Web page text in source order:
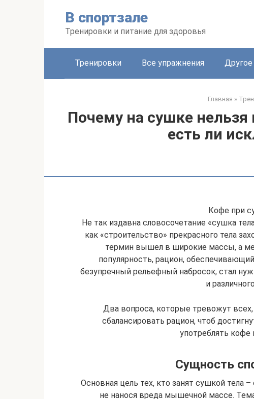
В спортзале
Тренировки и питание для здоровья
Тренировки Все упражнения Другое
Главная »
Почему на сушке
есть ли
Кофе при
Не так издавна словосочетание «сушка
как «строительство» прекрасного тела
термин вышел в широкие массы, а
популярность, рацион,
безупречный рельефный набросок, стал
и
Два вопроса, которые тревожут
сбалансировать рацион, чтоб
употреблять
Сущность
Основная цель тех, кто занят сушкой тела
не нанося вреда мышечной массе.